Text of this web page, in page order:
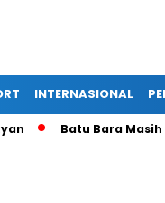
INTERNASIONAL
Batu Bara Masih